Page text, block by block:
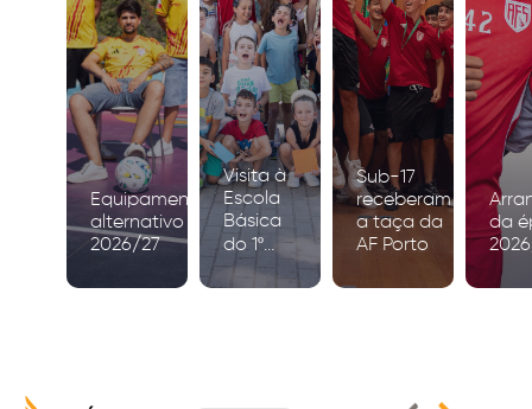
Equipamento
alternativo
2026/27
Visita à
Escola
Básica
do 1º
Ciclo de
Igreja
Sub-17
receberam
a taça da
AF Porto
da